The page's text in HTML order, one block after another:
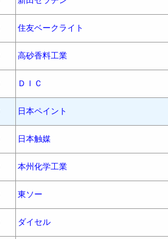
住友ベークライト
高砂香料工業
ＤＩＣ
日本ペイント
日本触媒
本州化学工業
東ソー
ダイセル